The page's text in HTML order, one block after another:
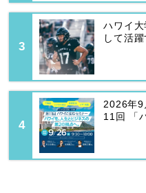
ハワイ
して活
2026年9
11回 「